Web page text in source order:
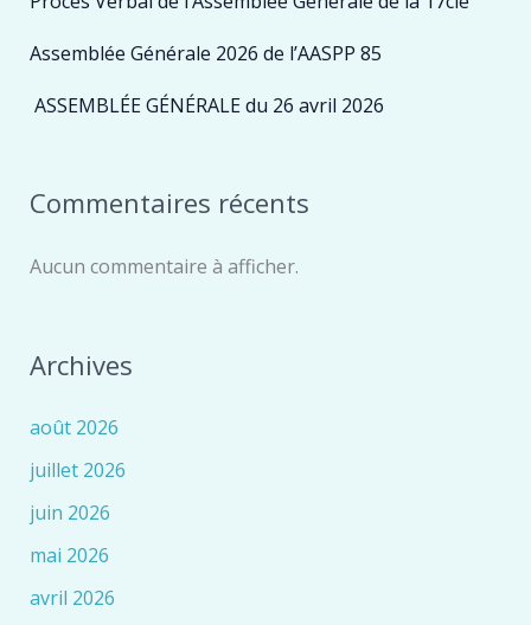
Assemblée Générale 2026 de l’AASPP 85
ASSEMBLÉE GÉNÉRALE du 26 avril 2026
Commentaires récents
Aucun commentaire à afficher.
Archives
août 2026
juillet 2026
juin 2026
mai 2026
avril 2026